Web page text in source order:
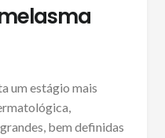
um estágio mais
bem definidas